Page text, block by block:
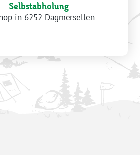
Selbstabholung
in 6252 Dagmersellen